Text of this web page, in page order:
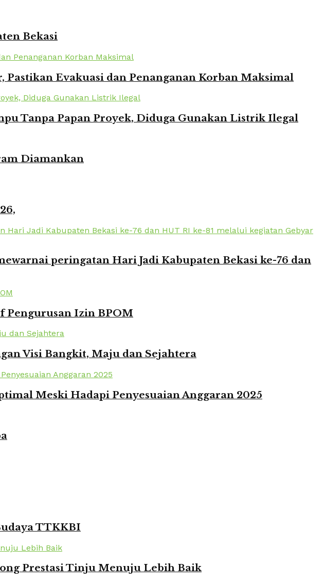
Bekasi
Evakuasi dan Penanganan Korban Maksimal
Tanpa Papan Proyek, Diduga Gunakan Listrik Ilegal
Diamankan
peringatan Hari Jadi Kabupaten Bekasi ke-76 dan
Pengurusan Izin BPOM
Visi Bangkit, Maju dan Sejahtera
Meski Hadapi Penyesuaian Anggaran 2025
TTKKBI
Prestasi Tinju Menuju Lebih Baik